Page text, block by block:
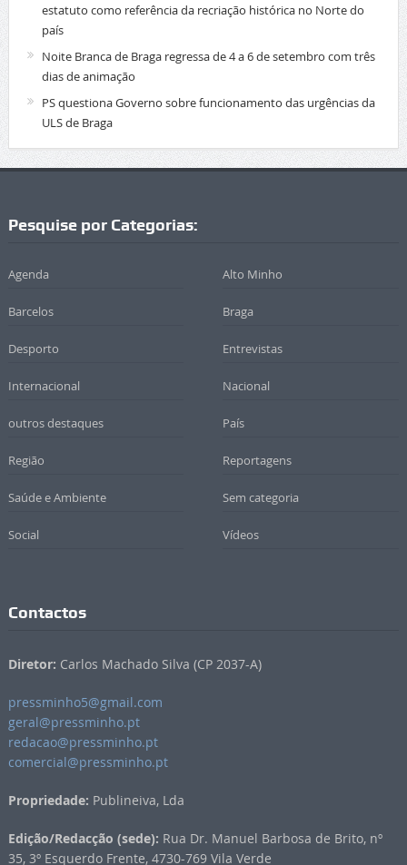
estatuto como referência da recriação histórica no Norte do
país
Noite Branca de Braga regressa de 4 a 6 de setembro com três
dias de animação
PS questiona Governo sobre funcionamento das urgências da
ULS de Braga
Pesquise por Categorias:
Agenda Alto Minho
Barcelos Braga
Desporto Entrevistas
Internacional Nacional
outros destaques País
Região Reportagens
Saúde e Ambiente Sem categoria
Social Vídeos
Contactos
Diretor: Carlos Machado Silva (CP 2037-A)
pressminho5@gmail.com
geral@pressminho.pt
redacao@pressminho.pt
comercial@pressminho.pt
Propriedade: Publineiva, Lda
Edição/Redacção (sede): Rua Dr. Manuel Barbosa de Brito, nº
35, 3º Esquerdo Frente, 4730-769 Vila Verde